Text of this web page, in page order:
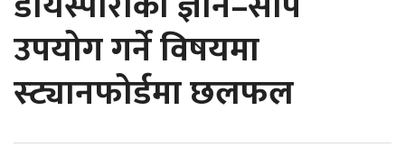
उपयोग गर्ने विषयमा
स्ट्यानफोर्डमा छलफल